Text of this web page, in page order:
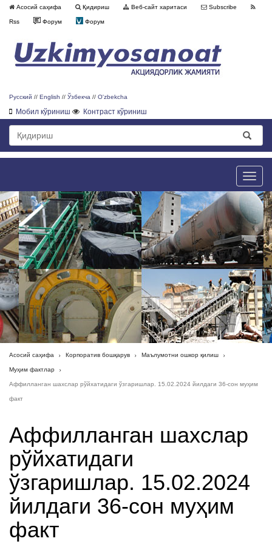
Асосий саҳифа Қидириш Веб-сайт харитаси Subscribe
Rss Форум Форум
Русский // English // Ўзбекча // O'zbekcha
Мобил кўриниш Контраст кўриниш
Toggle
Асосий саҳифа Корпоратив бошқарув Маълумотни ошкор қилиш
Муҳим фактлар
Аффилланган шахслар рўйхатидаги ўзгаришлар. 15.02.2024 йилдаги 36-сон муҳим
факт
Аффилланган шахслар
рўйхатидаги
ўзгаришлар. 15.02.2024
йилдаги 36-сон муҳим
факт